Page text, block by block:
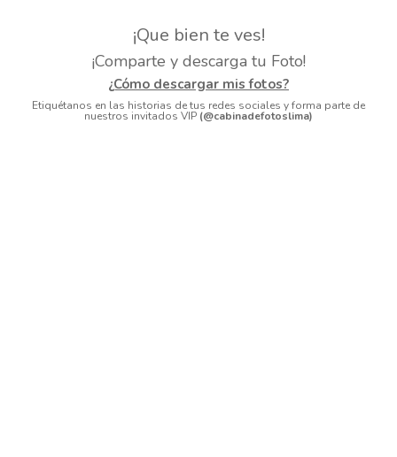
¡Que bien te ves!
¡Comparte y descarga tu Foto!
¿Cómo descargar mis fotos?
Etiquétanos en las historias de tus redes sociales y forma parte de
nuestros invitados VIP (@cabinadefotoslima)